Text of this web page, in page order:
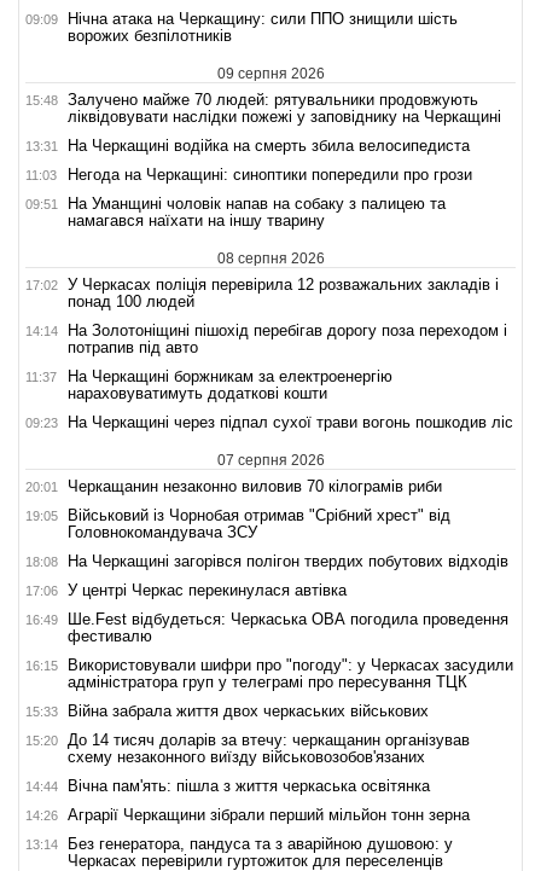
09:09
Нічна атака на Черкащину: сили ППО знищили шість
ворожих безпілотників
09 серпня 2026
15:48
Залучено майже 70 людей: рятувальники продовжують
ліквідовувати наслідки пожежі у заповіднику на Черкащині
13:31 На Черкащині водійка на смерть збила велосипедиста
11:03 Негода на Черкащині: синоптики попередили про грози
09:51
На Уманщині чоловік напав на собаку з палицею та
намагався наїхати на іншу тварину
08 серпня 2026
17:02
У Черкасах поліція перевірила 12 розважальних закладів і
понад 100 людей
14:14
На Золотоніщині пішохід перебігав дорогу поза переходом і
потрапив під авто
11:37
На Черкащині боржникам за електроенергію
нараховуватимуть додаткові кошти
09:23 На Черкащині через підпал сухої трави вогонь пошкодив ліс
07 серпня 2026
20:01 Черкащанин незаконно виловив 70 кілограмів риби
19:05
Військовий із Чорнобая отримав "Срібний хрест" від
Головнокомандувача ЗСУ
18:08 На Черкащині загорівся полігон твердих побутових відходів
17:06 У центрі Черкас перекинулася автівка
16:49
Ше.Fest відбудеться: Черкаська ОВА погодила проведення
фестивалю
16:15
Використовували шифри про "погоду": у Черкасах засудили
адміністратора груп у телеграмі про пересування ТЦК
15:33 Війна забрала життя двох черкаських військових
15:20
До 14 тисяч доларів за втечу: черкащанин організував
схему незаконного виїзду військовозобов'язаних
14:44 Вічна пам'ять: пішла з життя черкаська освітянка
14:26 Аграрії Черкащини зібрали перший мільйон тонн зерна
13:14
Без генератора, пандуса та з аварійною душовою: у
Черкасах перевірили гуртожиток для переселенців